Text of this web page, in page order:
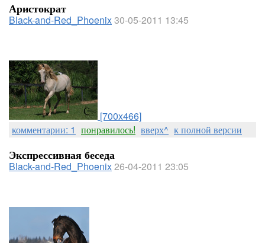
Аристократ
Black-and-Red_Phoenix30-05-2011 13:45
[700x466]
комментарии: 1 понравилось! вверх^ к полной версии
Экспрессивная беседа
Black-and-Red_Phoenix26-04-2011 23:05